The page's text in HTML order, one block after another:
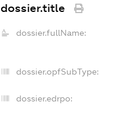
dossier.title
dossier.fullName:
dossier.opfSubType:
dossier.edrpo: